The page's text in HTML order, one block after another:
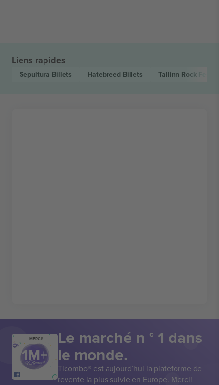
Liens rapides
Sepultura Billets Hatebreed Billets Tallinn Rock
MERCI! Le marché n ° 1 dans
le monde.
Ticombo® est aujourd’hui la plateforme de
revente la plus suivie en Europe. Merci!